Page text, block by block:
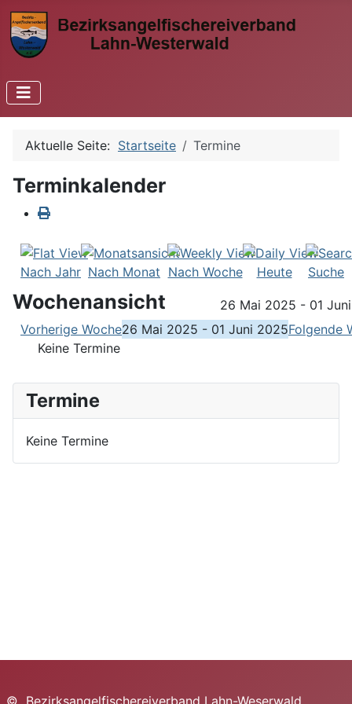
Termine
Keine Termine
Aktuelle Seite: Startseite Termine
Terminkalender
Nach Jahr Nach Monat Nach Woche Heute Suche
Wochenansicht
26 Mai 2025 - 01
Vorherige Woche26 Mai 2025 - 01 Juni 2025Folgende
Keine Termine
© Bezirksangelfischereiverband Lahn-Weserwald